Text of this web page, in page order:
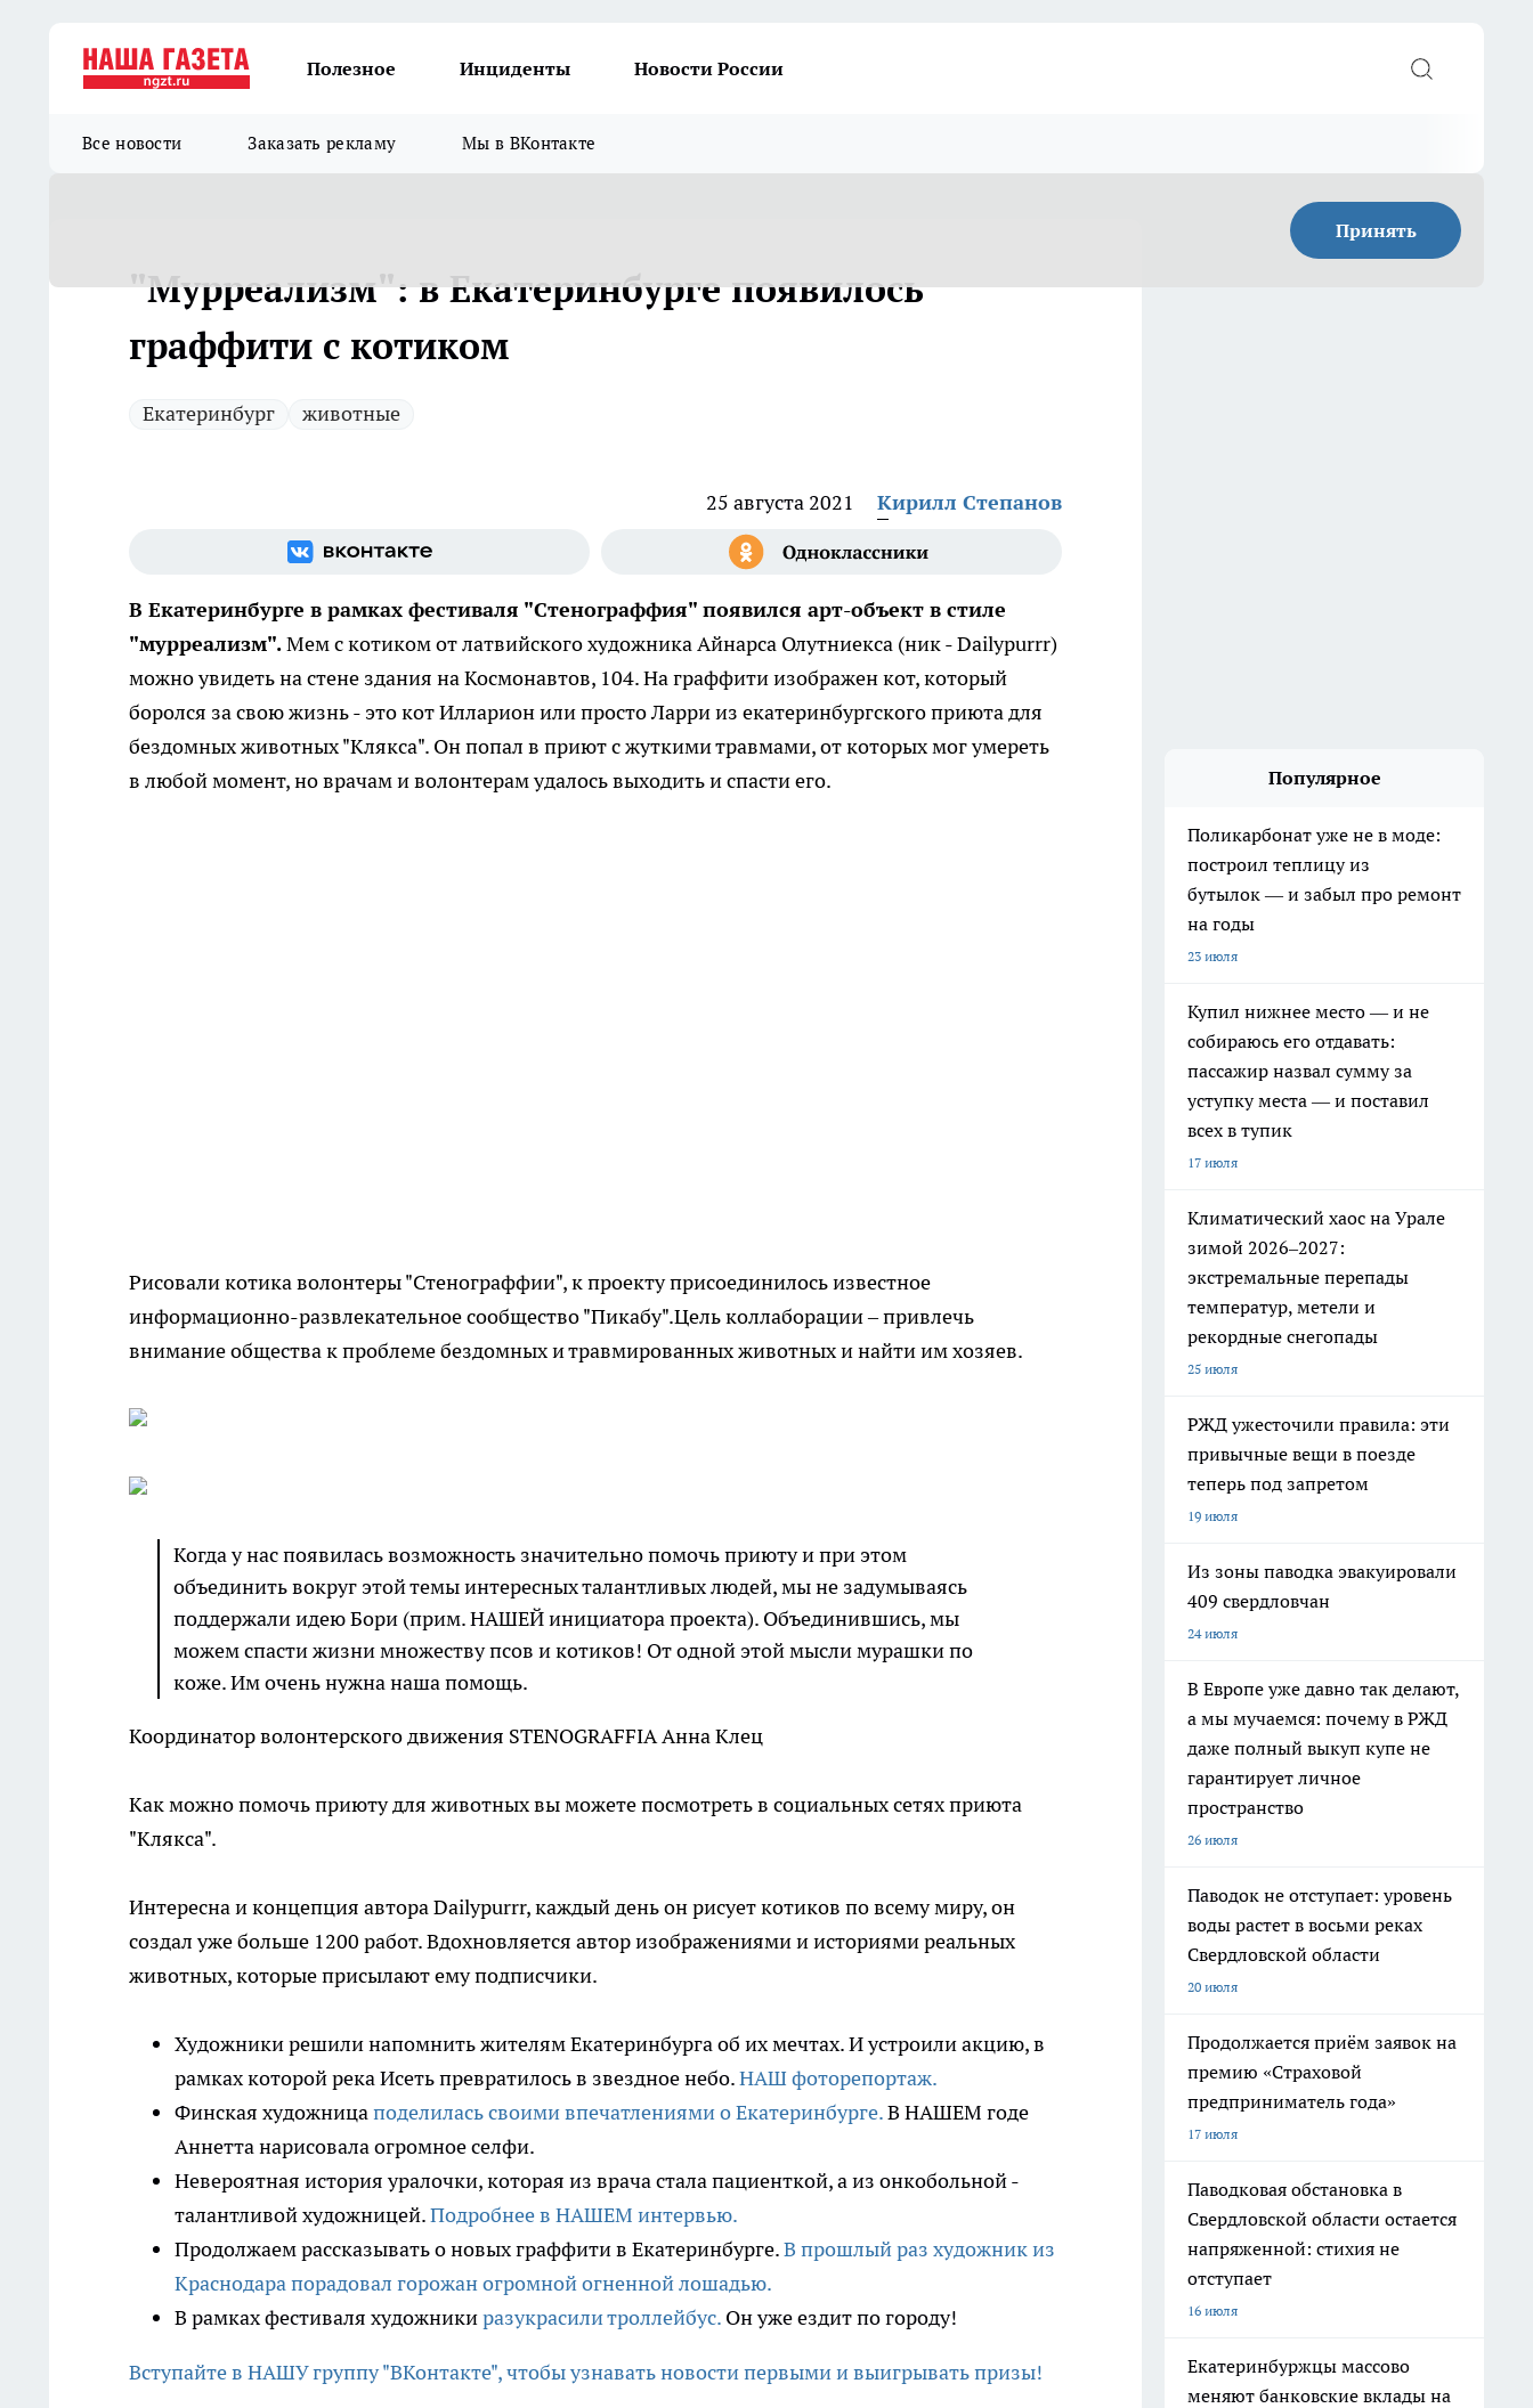
Полезное Инциденты Новости России
Все новости Заказать рекламу Мы в ВКонтакте
Принять
"Мурреализм": в Екатеринбурге появилось
граффити с котиком
Екатеринбург животные
25 августа 2021 Кирилл Степанов
В Екатеринбурге в рамках фестиваля "Стенограффия" появился арт-объект в стиле
"мурреализм".Мем с котиком от латвийского художника Айнарса Олутниекса (ник - Dailypurrr)
можно увидеть на стене здания на Космонавтов, 104. На граффити изображен кот, который
боролся за свою жизнь - это кот Илларион или просто Ларри из екатеринбургского приюта для
бездомных животных "Клякса". Он попал в приют с жуткими травмами, от которых мог умереть
в любой момент, но врачам и волонтерам удалось выходить и спасти его.
Рисовали котика волонтеры "Стенограффии", к проекту присоединилось известное
информационно-развлекательное сообщество "Пикабу".Цель коллаборации – привлечь
внимание общества к проблеме бездомных и травмированных животных и найти им хозяев.
Когда у нас появилась возможность значительно помочь приюту и при этом
объединить вокруг этой темы интересных талантливых людей, мы не задумываясь
поддержали идею Бори (прим. НАШЕЙ инициатора проекта). Объединившись, мы
можем спасти жизни множеству псов и котиков! От одной этой мысли мурашки по
коже. Им очень нужна наша помощь.
Координатор волонтерского движения STENOGRAFFIA Анна Клец
Как можно помочь приюту для животных вы можете посмотреть в социальных сетях приюта
"Клякса".
Интересна и концепция автора Dailypurrr, каждый день он рисует котиков по всему миру, он
создал уже больше 1200 работ. Вдохновляется автор изображениями и историями реальных
животных, которые присылают ему подписчики.
Художники решили напомнить жителям Екатеринбурга об их мечтах. И устроили акцию, в
рамках которой река Исеть превратилось в звездное небо.НАШ фоторепортаж.
Финская художницаподелилась своими впечатлениями о Екатеринбурге.В НАШЕМ годе
Аннетта нарисовала огромное селфи.
Невероятная история уралочки, которая из врача стала пациенткой, а из онкобольной -
талантливой художницей.Подробнее в НАШЕМ интервью.
Продолжаем рассказывать о новых граффити в Екатеринбурге.В прошлый раз художник из
Краснодара порадовал горожан огромной огненной лошадью.
В рамках фестиваля художникиразукрасили троллейбус. Он уже ездит по городу!
Вступайте в НАШУ группу "ВКонтакте", чтобы узнавать новости первыми и выигрывать призы!
Популярное
Поликарбонат уже не в моде:
построил теплицу из
бутылок — и забыл про ремонт
на годы
23 июля
Купил нижнее место — и не
собираюсь его отдавать:
пассажир назвал сумму за
уступку места — и поставил
всех в тупик
17 июля
Климатический хаос на Урале
зимой 2026–2027:
экстремальные перепады
температур, метели и
рекордные снегопады
25 июля
РЖД ужесточили правила: эти
привычные вещи в поезде
теперь под запретом
19 июля
Из зоны паводка эвакуировали
409 свердловчан
24 июля
В Европе уже давно так делают,
а мы мучаемся: почему в РЖД
даже полный выкуп купе не
гарантирует личное
пространство
26 июля
Паводок не отступает: уровень
воды растет в восьми реках
Свердловской области
20 июля
Продолжается приём заявок на
премию «Страховой
предприниматель года»
17 июля
Паводковая обстановка в
Свердловской области остается
напряженной: стихия не
отступает
16 июля
Екатеринбуржцы массово
меняют банковские вклады на